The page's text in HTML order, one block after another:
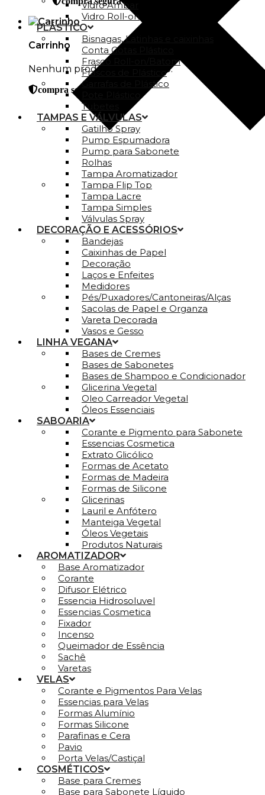
Carrinho
Nenhum produto no carrinho.
compra segura
Vidro Ambar
Vidro Roll-on
PLÁSTICO
Bisnagas, Latinhas e caixinhas
Conta Gotas Plástico
Frasco Roll-on/Batom
Frascos de Plástico
Garrafas de Plástico
Tubetes
TAMPAS E VÁLVULAS
Gatilho Spray
Pump Espumadora
Pump para Sabonete
Rolhas
Tampa Aromatizador
Tampa Flip Top
Tampa Lacre
Tampa Simples
Válvulas Spray
DECORAÇÃO E ACESSÓRIOS
Bandejas
Caixinhas de Papel
Decoração
Laços e Enfeites
Medidores
Pés/Puxadores/Cantoneiras/Alças
Sacolas de Papel e Organza
Vareta Decorada
Vasos e Gesso
LINHA VEGANA
Bases de Cremes
Bases de Sabonetes
Bases de Shampoo e Condicionador
Glicerina Vegetal
Oleo Carreador Vegetal
Óleos Essenciais
SABOARIA
Corante e Pigmento para Sabonete
Essencias Cosmetica
Extrato Glicólico
Formas de Acetato
Formas de Madeira
Formas de Silicone
Glicerinas
Lauril e Anfótero
Manteiga Vegetal
Óleos Vegetais
Produtos Naturais
AROMATIZADOR
Base Aromatizador
Corante
Difusor Elétrico
Essencia Hidrosoluvel
Essencias Cosmetica
Fixador
Incenso
Queimador de Essência
Sachê
Varetas
VELAS
Corante e Pigmentos Para Velas
Essencias para Velas
Formas Alumínio
Formas Silicone
Parafinas e Cera
Pavio
Porta Velas/Castiçal
COSMÉTICOS
Base para Cremes
Base para Sabonete Líquido